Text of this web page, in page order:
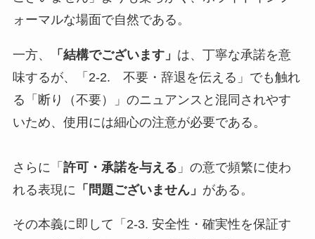
ォーマルな場面で自然である。
一方、 「結構でございます」 は、丁寧な承諾を意
味するが、「2-2. 不要・辞退を伝える」でも触れ
る「断り（不要）」のニュアンスと混同されやす
いため、使用には細心の注意が必要である。
さらに「 許可・承諾を与える 」の意で頻繁に使わ
れる表現に 「問題ございません」 がある。
その本義に即して「2-3. 安全性・確実性を保証す